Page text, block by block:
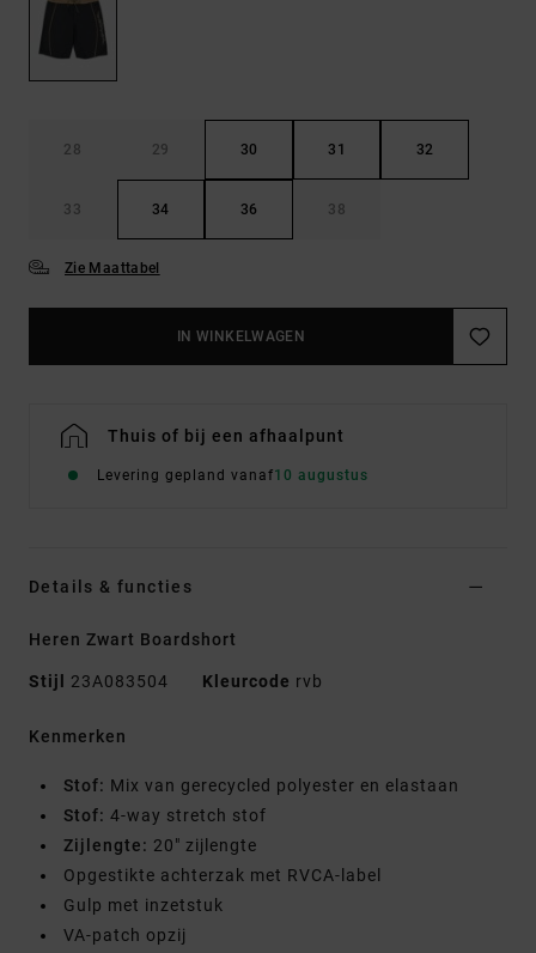
28 29 30 31 32
33 34 36 38
Zie Maattabel
IN WINKELWAGEN
Thuis of bij een afhaalpunt
Levering gepland vanaf10 augustus
Details & functies
Heren Zwart Boardshort
Stijl 23A083504 Kleurcode rvb
Kenmerken
Stof: Mix van gerecycled polyester en elastaan
Stof: 4-way stretch stof
Zijlengte: 20" zijlengte
Opgestikte achterzak met RVCA-label
Gulp met inzetstuk
VA-patch opzij